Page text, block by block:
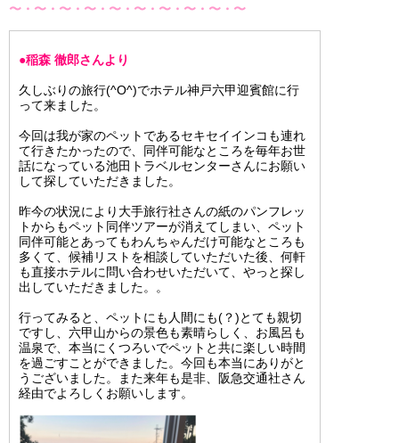
〜・〜・〜・〜・〜・〜・〜・〜・〜・〜
●稲森 徹郎さんより
久しぶりの旅行(^O^)でホテル神戸六甲迎賓館に行
って来ました。
今回は我が家のペットであるセキセイインコも連れ
て行きたかったので、同伴可能なところを毎年お世
話になっている池田トラベルセンターさんにお願い
して探していただきました。
昨今の状況により大手旅行社さんの紙のパンフレッ
トからもペット同伴ツアーが消えてしまい、ペット
同伴可能とあってもわんちゃんだけ可能なところも
多くて、候補リストを相談していただいた後、何軒
も直接ホテルに問い合わせいただいて、やっと探し
出していただきました。。
行ってみると、ペットにも人間にも(？)とても親切
ですし、六甲山からの景色も素晴らしく、お風呂も
温泉で、本当にくつろいでペットと共に楽しい時間
を過ごすことができました。今回も本当にありがと
うございました。また来年も是非、阪急交通社さん
経由でよろしくお願いします。